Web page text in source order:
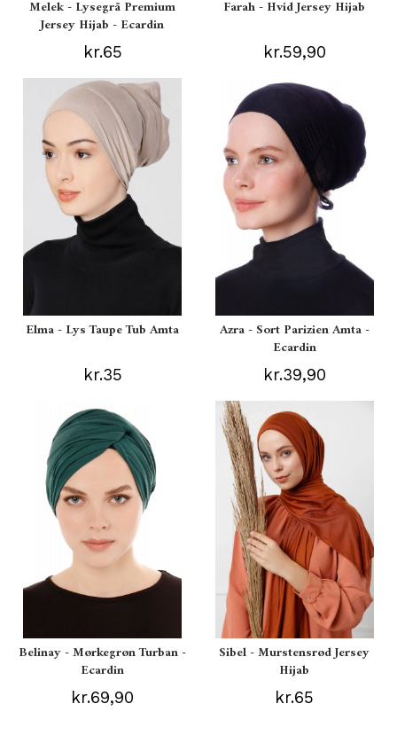
Melek - Lysegrå Premium
Jersey Hijab - Ecardin
kr.65
Farah - Hvid Jersey Hijab
kr.59,90
Elma - Lys Taupe Tub Amta
kr.35
Azra - Sort Parizien Amta -
Ecardin
kr.39,90
Belinay - Mørkegrøn Turban -
Ecardin
kr.69,90
Sibel - Murstensrød Jersey
Hijab
kr.65